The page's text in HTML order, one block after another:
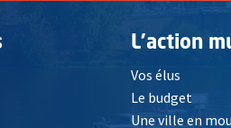
L'action
Vos élus
Le budget
Une ville en